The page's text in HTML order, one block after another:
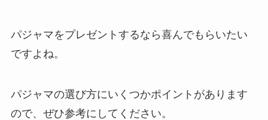
パジャマをプレゼントするなら喜んでもらいたい
ですよね。
パジャマの選び方にいくつかポイントがあります
ので、ぜひ参考にしてください。